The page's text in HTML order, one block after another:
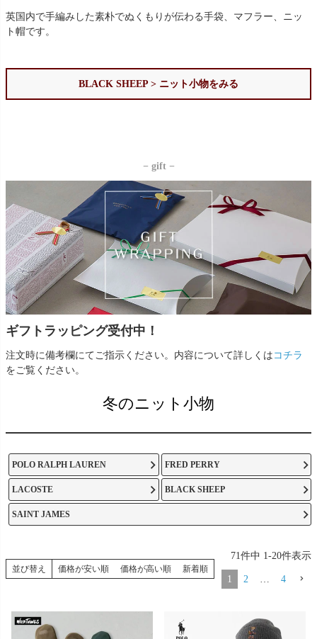
英国内で手編みした素朴でぬくもりが伝わる手袋、マフラー、ニッ
ト帽です。
BLACK SHEEP > ニット小物をみる
− gift −
ギフトラッピング受付中！
注文時に備考欄にてご指示ください。内容について詳しくは コチラ
をご覧ください。
冬のニット小物
POLO RALPH LAUREN FRED PERRY
LACOSTE BLACK SHEEP
SAINT JAMES
並び替え 価格が安い順 価格が高い順 新着順
71 件中 1 -20件表示
1 2 4